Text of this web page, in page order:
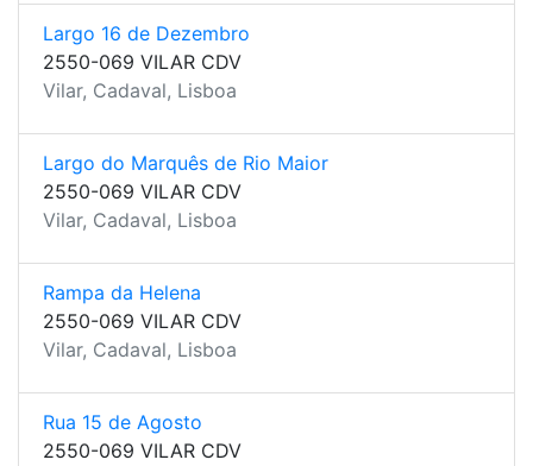
Largo 16 de Dezembro
2550-069 VILAR CDV
Vilar, Cadaval, Lisboa
Largo do Marquês de Rio Maior
2550-069 VILAR CDV
Vilar, Cadaval, Lisboa
Rampa da Helena
2550-069 VILAR CDV
Vilar, Cadaval, Lisboa
Rua 15 de Agosto
2550-069 VILAR CDV